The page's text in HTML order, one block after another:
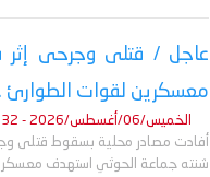
عاجل / قتلى وجرحى
معسكرين لقوات الطوارئ
الخميس/06/أغسطس/2026 - 02:32 م
أفادت مصادر محلية بسقوط قتلى